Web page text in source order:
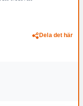
Dela det här